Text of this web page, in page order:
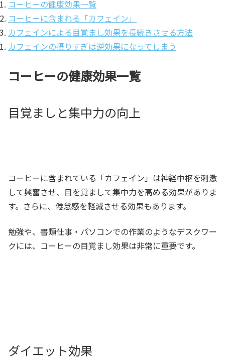
コーヒーの健康効果一覧
コーヒーに含まれる「カフェイン」
カフェインによる目覚まし効果を長続きさせる方法
カフェインの摂りすぎは逆効果になってしまう
コーヒーの健康効果一覧
目覚ましと集中力の向上
コーヒーに含まれている「カフェイン」は神経中枢を刺激
して興奮させ、目を覚まして集中力を高める効果がありま
す。さらに、倦怠感を軽減させる効果もあります。
勉強や、書類仕事・パソコンでの作業のようなデスクワー
クには、コーヒーの目覚まし効果は非常に重要です。
ダイエット効果